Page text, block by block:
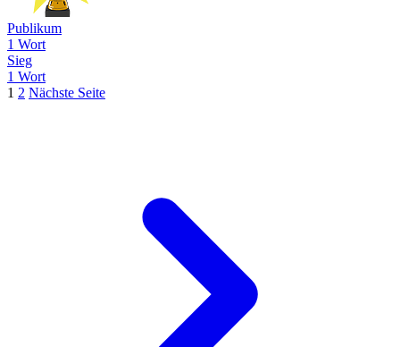
Publikum
1 Wort
Sieg
1 Wort
1 2 Nächste Seite